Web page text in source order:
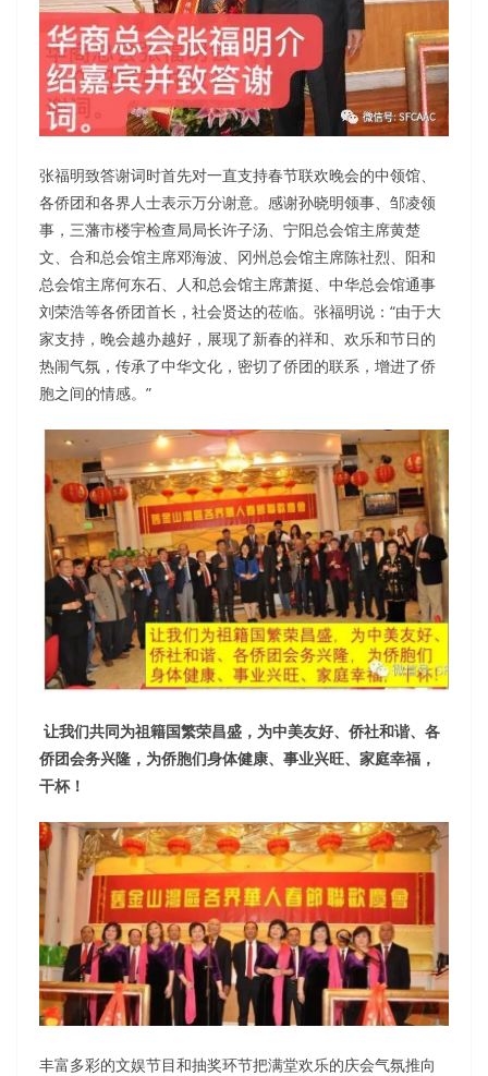
张福明致答谢词时首先对一直支持春节联欢晚会的中领馆、
各侨团和各界人士表示万分谢意。感谢孙晓明领事、邹凌领
事，三藩市楼宇检查局局长许子汤、宁阳总会馆主席黄楚
文、合和总会馆主席邓海波、冈州总会馆主席陈社烈、阳和
总会馆主席何东石、人和总会馆主席萧挺、中华总会馆通事
刘荣浩等各侨团首长，社会贤达的莅临。张福明说：“由于大
家支持，晚会越办越好，展现了新春的祥和、欢乐和节日的
热闹气氛，传承了中华文化，密切了侨团的联系，增进了侨
胞之间的情感。”
让我们共同为祖籍国繁荣昌盛，为中美友好、侨社和谐、各
侨团会务兴隆，为侨胞们身体健康、事业兴旺、家庭幸福，
干杯！
丰富多彩的文娱节目和抽奖环节把满堂欢乐的庆会气氛推向